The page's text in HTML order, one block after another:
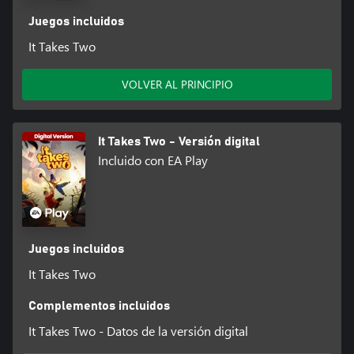
¡juntos!
ACERCA DE HAZELIGHT:
videojuegos con sede en Estocolmo, Suecia. La empresa, fundada
en 2014 por Josef Fares (director de cine y creador del
galardonado juego Brothers: A Tale of Two Sons), está decidida a
desafiar los límites creativos dentro del mundo de los
videojuegos. En 2018, Hazelight publicó como parte del
programa EA Originals el juego ganador de un BAFTA A Way
Out, la primera aventura de acción en tercera persona
exclusivamente cooperativa de la historia.
ACERCA DE EA ORIGINALS:
desarrolladores más apasionados, independientes y de mayor
talento del mundo. Descubre experiencias de juego innovadoras
e inolvidables de la mano de creadores de gran creatividad, que
te apasionarán e inspirarán.
SUJETO A CONDICIONES Y LIMITACIONES. CONSULTA
Juegos incluidos
It Takes Two
VOLVER AL PRINCIPIO
It Takes Two - Versión digital
Incluido con EA Play
Juegos incluidos
It Takes Two
Complementos incluidos
It Takes Two - Datos de la versión digital